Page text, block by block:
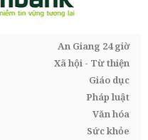
An Giang 24 giờ
Xã hội - Từ thiện
Giáo dục
Pháp luật
Văn hóa
Sức khỏe